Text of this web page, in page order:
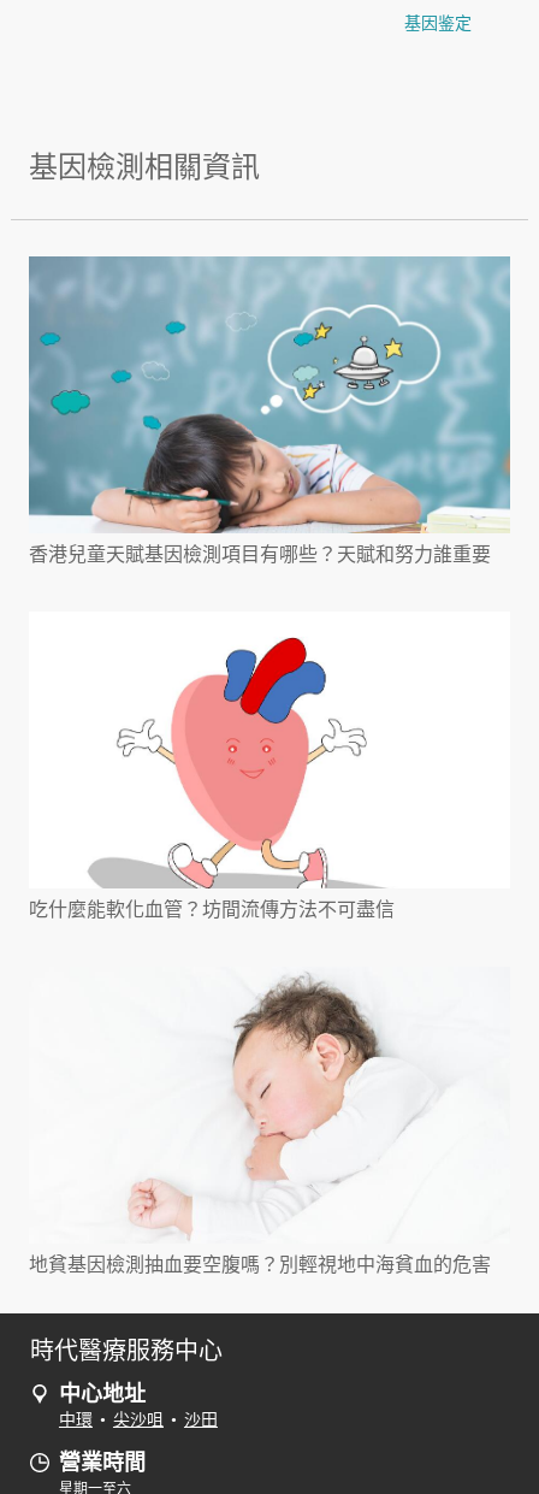
基因鉴定
基因檢測相關資訊
香港兒童天賦基因檢測項目有哪些？天賦和努力誰重要
吃什麼能軟化血管？坊間流傳方法不可盡信
地貧基因檢測抽血要空腹嗎？別輕視地中海貧血的危害
時代醫療服務中心
中心地址
中環 • 尖沙咀 • 沙田
營業時間
星期一至六